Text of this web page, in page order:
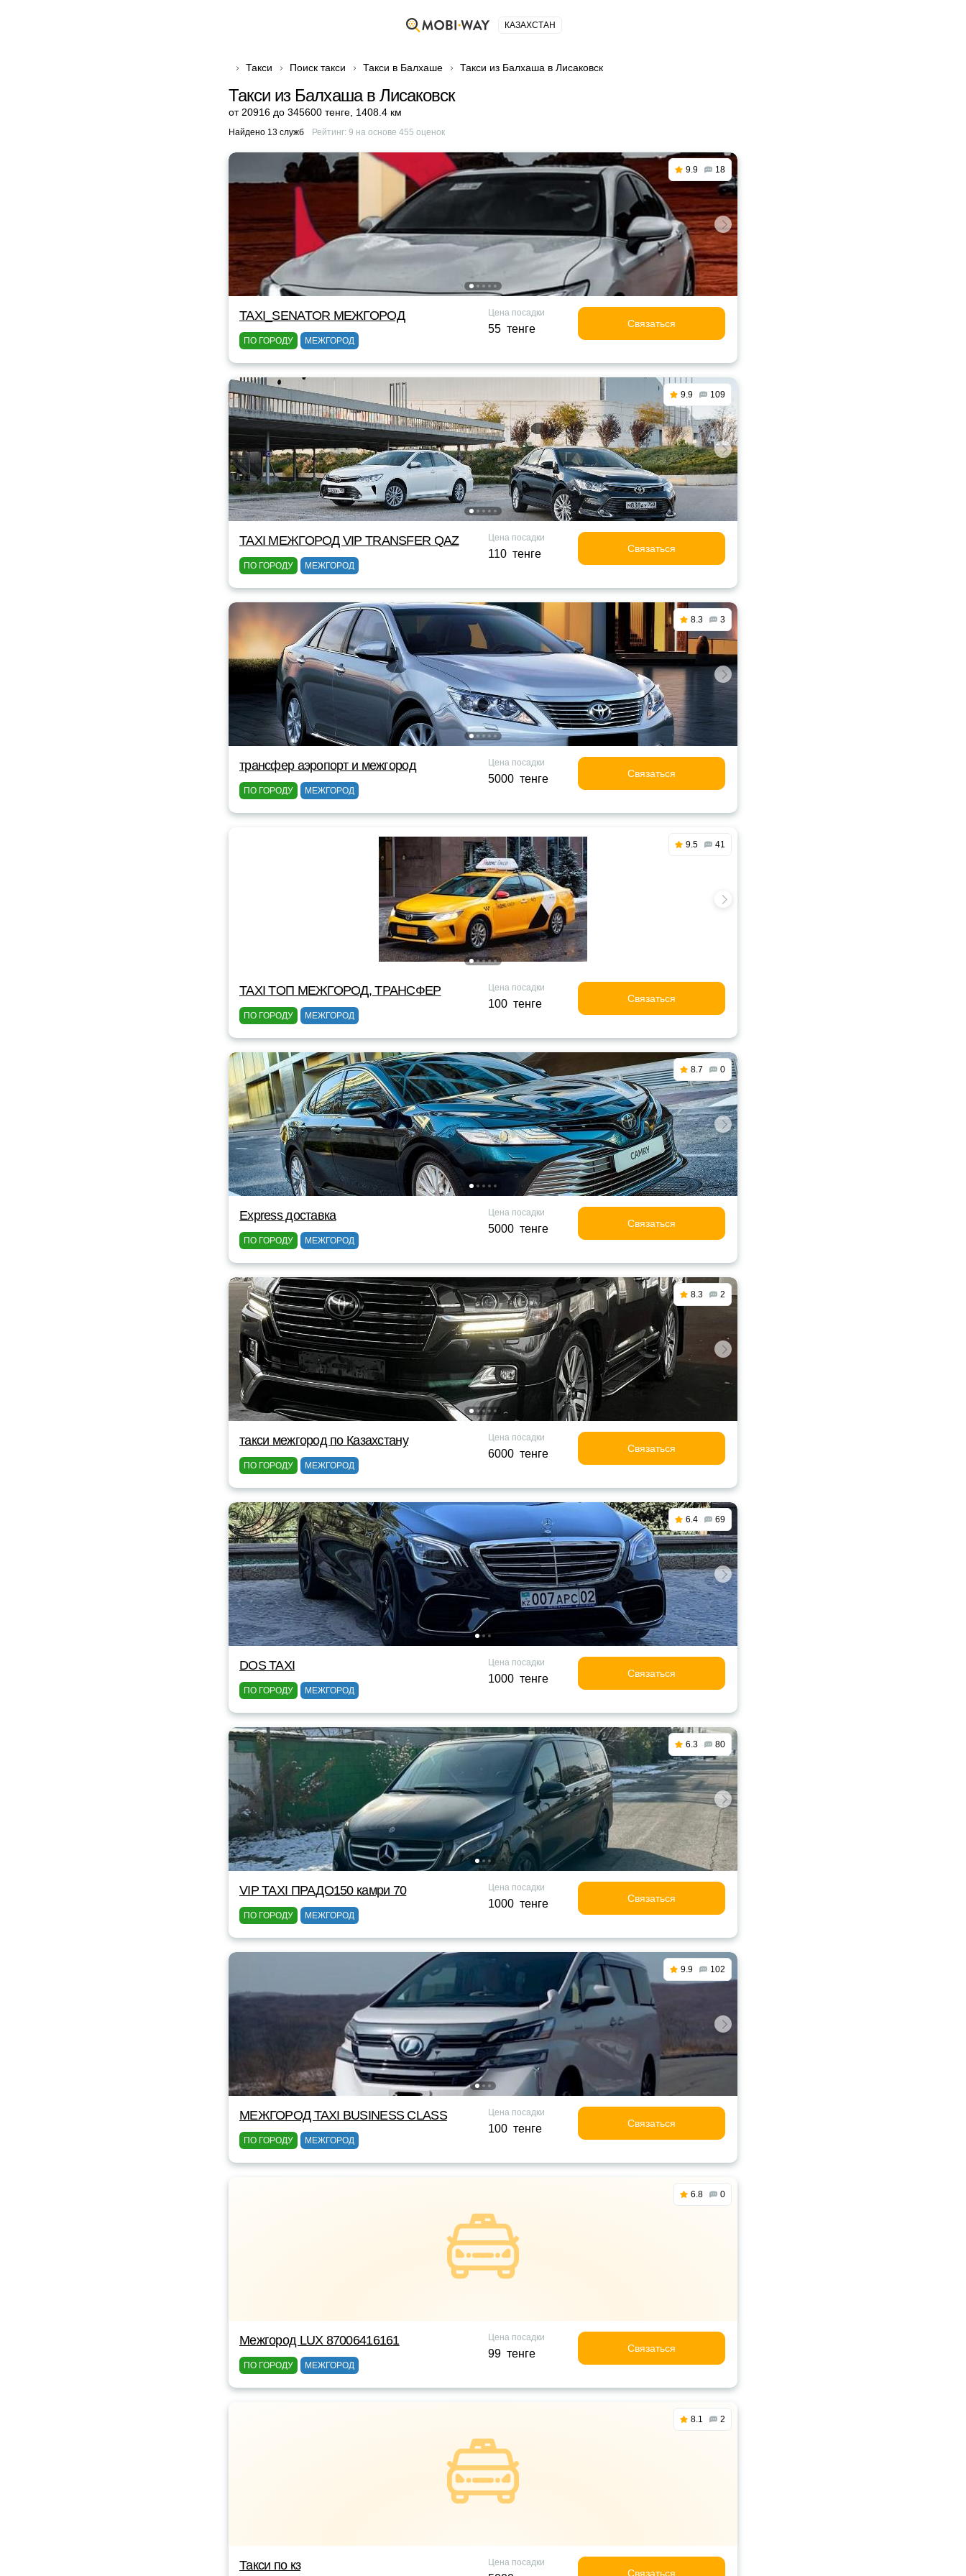
КАЗАХСТАН
Такси Поиск такси Такси в Балхаше Такси из Балхаша в Лисаковск
Такси из Балхаша в Лисаковск
от 20916 до 345600 тенге 1408.4 км
Найдено 13 служб Рейтинг: 9 на основе 455 оценок
9.9 18
TAXI_SENATOR МЕЖГОРОД
ПО ГОРОДУ МЕЖГОРОД
Цена посадки
55 тенге Связаться
9.9 109
TAXI МЕЖГОРОД VIP TRANSFER QАZ
ПО ГОРОДУ МЕЖГОРОД
Цена посадки
110 тенге Связаться
8.3 3
трансфер аэропорт и межгород
ПО ГОРОДУ МЕЖГОРОД
Цена посадки
5000 тенге Связаться
9.5 41
TAXI TOП МЕЖГОРОД, ТРАНСФЕР
ПО ГОРОДУ МЕЖГОРОД
Цена посадки
100 тенге Связаться
8.7 0
Express доставка
ПО ГОРОДУ МЕЖГОРОД
Цена посадки
5000 тенге Связаться
8.3 2
такси межгород по Казахстану
ПО ГОРОДУ МЕЖГОРОД
Цена посадки
6000 тенге Связаться
6.4 69
DOS TAXI
ПО ГОРОДУ МЕЖГОРОД
Цена посадки
1000 тенге Связаться
6.3 80
VIP TAXI ПРАДО150 камри 70
ПО ГОРОДУ МЕЖГОРОД
Цена посадки
1000 тенге Связаться
9.9 102
МЕЖГОРОД TAXI BUSINESS CLASS
ПО ГОРОДУ МЕЖГОРОД
Цена посадки
100 тенге Связаться
6.8 0
Межгород LUX 87006416161
ПО ГОРОДУ МЕЖГОРОД
Цена посадки
99 тенге Связаться
8.1 2
Такси по кз Цена посадки
Связаться